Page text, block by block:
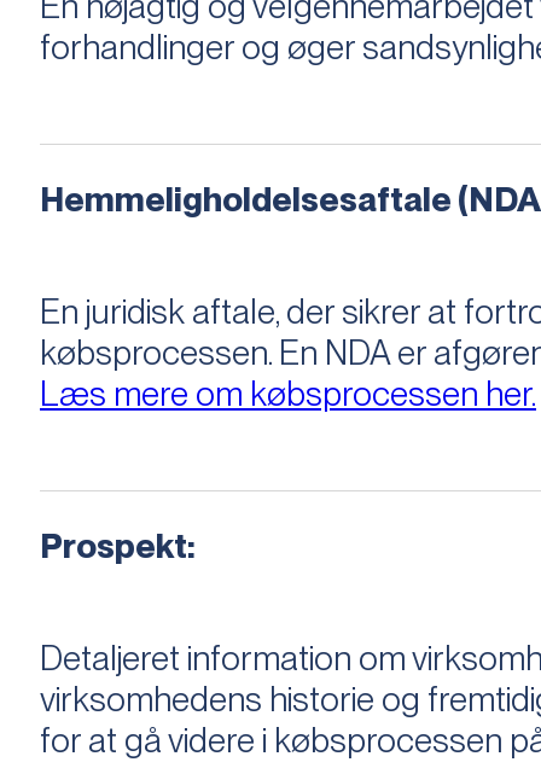
forhandlinger og øger
Hemmeligholdelsesaftale
En juridisk aftale, der sikrer at
købsprocessen​​. En NDA er
Læs mere om købsprocessen her.
Prospekt:
Detaljeret information om
virksomhedens historie og
for at gå videre i købsprocessen